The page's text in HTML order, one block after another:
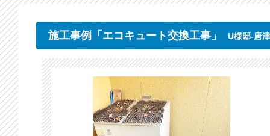
施工事例「エコキュート交換工事」 U様邸-唐